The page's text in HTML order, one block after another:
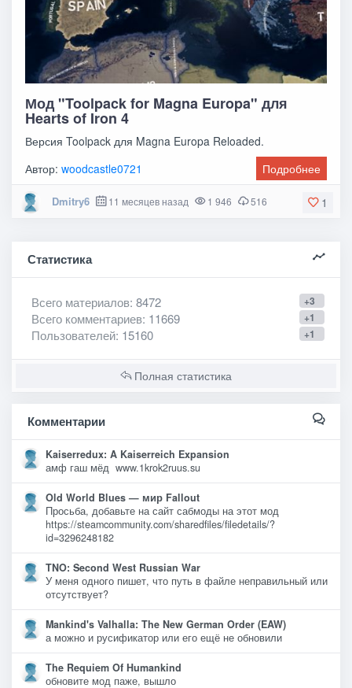
Мод "Toolpack for Magna Europa" для
Hearts of Iron 4
Версия Toolpack для Magna Europa Reloaded.
Автор:woodcastle0721 Подробнее
1
Dmitry6 11 месяцев назад 1 946 516
Статистика
+3
Всего материалов: 8472
+1
Всего комментариев: 11669
+1
Пользователей: 15160
Полная статистика
Комментарии
Kaiserredux: A Kaiserreich Expansion
амф гаш мёд www.1krok2ruus.su
Old World Blues — мир Fallout
Просьба, добавьте на сайт сабмоды на этот мод
https://steamcommunity.com/sharedfiles/filedetails/?
id=3296248182
TNO: Second West Russian War
У меня одного пишет, что путь в файле неправильный или
отсутствует?
Mankind's Valhalla: The New German Order (EAW)
а можно и русификатор или его ещё не обновили
The Requiem Of Humankind
обновите мод паже, вышло